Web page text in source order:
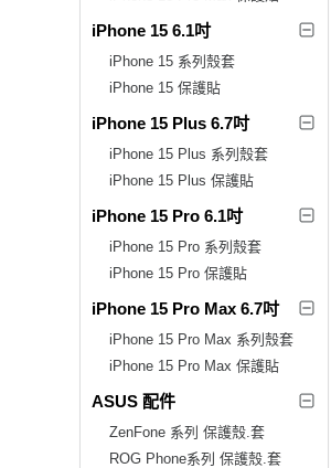
iPhone 15 6.1吋
iPhone 15 系列殼套
iPhone 15 保護貼
iPhone 15 Plus 6.7吋
iPhone 15 Plus 系列殼套
iPhone 15 Plus 保護貼
iPhone 15 Pro 6.1吋
iPhone 15 Pro 系列殼套
iPhone 15 Pro 保護貼
iPhone 15 Pro Max 6.7吋
iPhone 15 Pro Max 系列殼套
iPhone 15 Pro Max 保護貼
ASUS 配件
ZenFone 系列 保護殼.套
ROG Phone系列 保護殼.套